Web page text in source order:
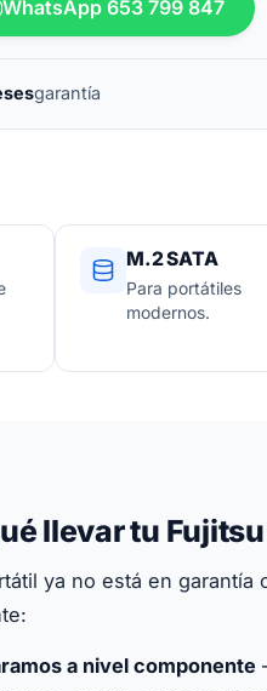
WhatsApp 653 799 847
garantía
M.2 SATA
Para portátiles
modernos.
llevar tu
ya no está en
a nivel componente